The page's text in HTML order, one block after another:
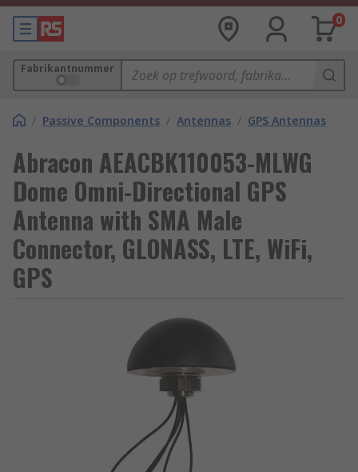
0
Fabrikantnummer
/ Passive Components / Antennas / GPS Antennas
Abracon AEACBK110053-MLWG
Dome Omni-Directional GPS
Antenna with SMA Male
Connector, GLONASS, LTE, WiFi,
GPS